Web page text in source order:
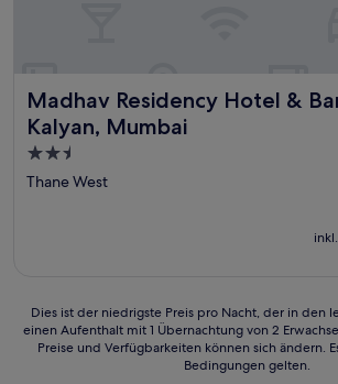
Madhav Residency Hotel &
Kalyan, Mumbai
Madhav Residency Hotel & Banquet,
2.5-
Sterne-
Thane West
Dies
ist
Dies ist der niedrigste Preis pro Nacht, der in den
einen Aufenthalt mit 1 Übernachtung von 2
Preise und Verfügbarkeiten können sich ändern.
Bedingungen gelten.